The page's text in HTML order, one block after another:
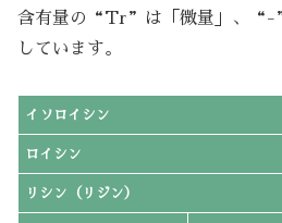
含有量の“Tr”は「微量」、“-
しています。
イソロイシン
ロイシン
リシン（リジン）